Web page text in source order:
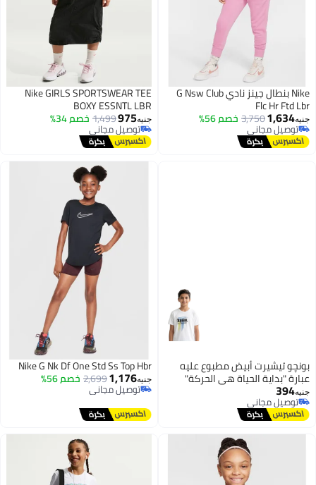
Nike بنطال جينز نادي G Nsw Club
Flc Hr Ftd Lbr
جنيه1,634
3,750خصم 56%
توصيل مجاني
توصيل مجاني
Nike GIRLS SPORTSWEAR TEE
BOXY ESSNTL LBR
جنيه975
1,499خصم 34%
توصيل مجاني
توصيل مجاني
بونچو تيشيرت أبيض مطبوع عليه
عبارة "بداية الحياة هي الحركة"
للأولاد، بأكمام قصيرة
جنيه394
توصيل مجاني
توصيل مجاني
Nike G Nk Df One Std Ss Top Hbr
جنيه1,176
2,699خصم 56%
توصيل مجاني
توصيل مجاني